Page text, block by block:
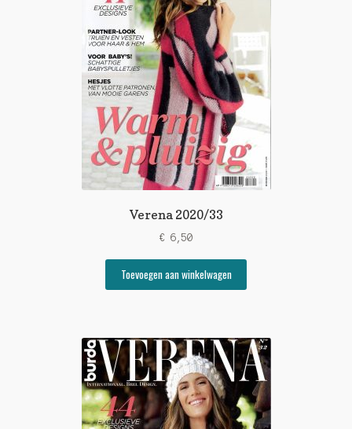
Verena 2020/33
€ 6,50
Toevoegen aan winkelwagen